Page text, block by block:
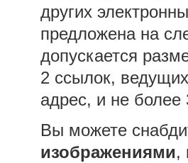
других
предложена на
допускается
2 ссылок,
адрес, и не более
Вы можете
изображениями,